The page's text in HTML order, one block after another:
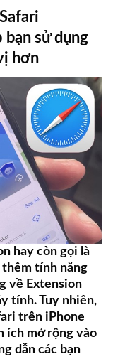
bạn sử dụng
hơn
hay còn gọi là
thêm tính năng
về Extension
tính. Tuy nhiên,
trên iPhone
ích mở rộng vào
dẫn các bạn